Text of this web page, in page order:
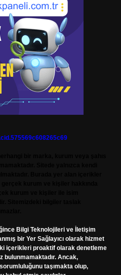
Bilgi Teknolojileri ve İletişim
bir Yer Sağlayıcı olarak hizmet
içerikleri proaktif olarak denetleme
bulunmamaktadır. Ancak,
taşımakta olup,